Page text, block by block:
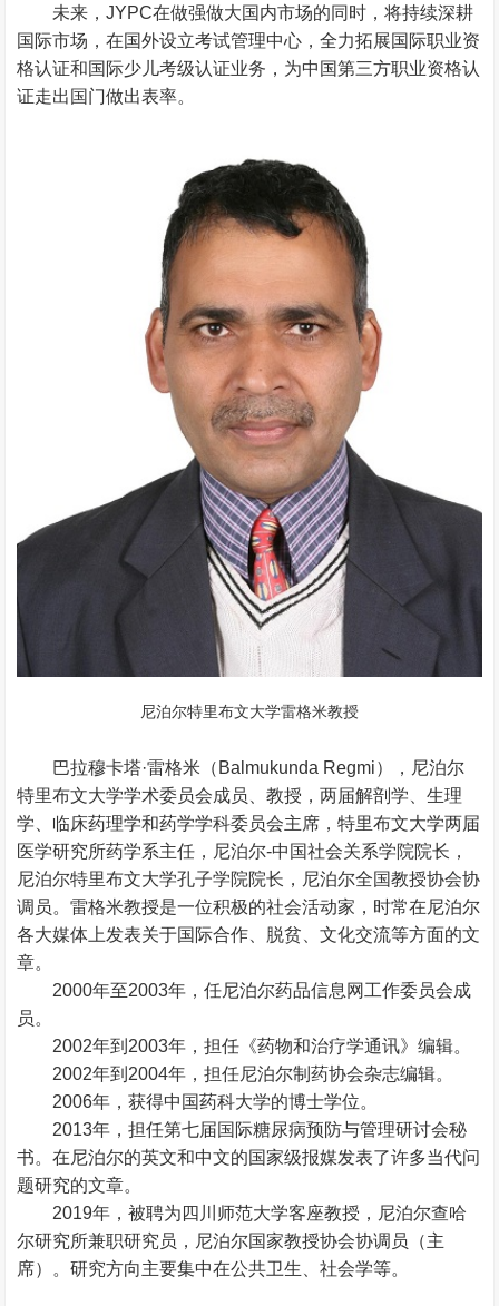
未来，JYPC在做强做大国内市场的同时，将持续深耕
国际市场，在国外设立考试管理中心，全力拓展国际职业资
格认证和国际少儿考级认证业务，为中国第三方职业资格认
证走出国门做出表率。
尼泊尔特里布文大学雷格米教授
巴拉穆卡塔·雷格米（Balmukunda Regmi），尼泊尔
特里布文大学学术委员会成员、教授，两届解剖学、生理
学、临床药理学和药学学科委员会主席，特里布文大学两届
医学研究所药学系主任，尼泊尔-中国社会关系学院院长，
尼泊尔特里布文大学孔子学院院长，尼泊尔全国教授协会协
调员。雷格米教授是一位积极的社会活动家，时常在尼泊尔
各大媒体上发表关于国际合作、脱贫、文化交流等方面的文
章。
2000年至2003年，任尼泊尔药品信息网工作委员会成
员。
2002年到2003年，担任《药物和治疗学通讯》编辑。
2002年到2004年，担任尼泊尔制药协会杂志编辑。
2006年，获得中国药科大学的博士学位。
2013年，担任第七届国际糖尿病预防与管理研讨会秘
书。在尼泊尔的英文和中文的国家级报媒发表了许多当代问
题研究的文章。
2019年，被聘为四川师范大学客座教授，尼泊尔查哈
尔研究所兼职研究员，尼泊尔国家教授协会协调员（主
席）。研究方向主要集中在公共卫生、社会学等。